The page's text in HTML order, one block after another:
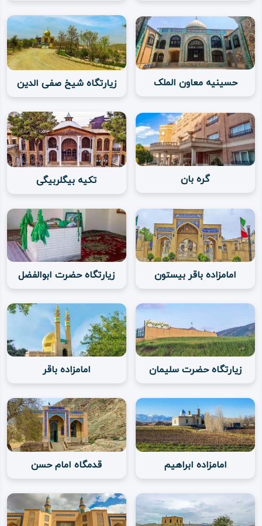
ویژه
ویدئو
درباره
ما
حسینیه معاون الملک زیارتگاه شیخ صفی الدین
گره بان تکیه بیگلربیگی
امامزاده باقر بیستون زیارتگاه حضرت ابوالفضل
زیارتگاه حضرت سلیمان امامزاده باقر
امامزاده ابراهیم قدمگاه امام حسن